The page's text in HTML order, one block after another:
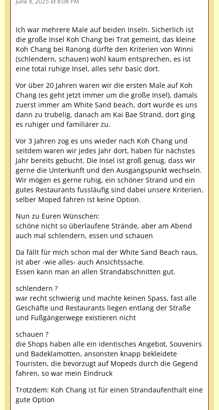
Ich war mehrere Male auf beiden Inseln. Sicherlich ist
die große Insel Koh Chang bei Trat gemeint, das kleine
Koh Chang bei Ranong dürfte den Kriterien von Winni
(schlendern, schauen) wohl kaum entsprechen, es ist
eine total ruhige Insel, alles sehr basic dort.
Vor über 20 Jahren waren wir die ersten Male auf Koh
Chang (es geht jetzt immer um die große Insel), damals
zuerst immer am White Sand beach, dort wurde es uns
dann zu trubelig, danach am Kai Bae Strand, dort ging
es ruhiger und familiärer zu.
Vor 3 Jahren zog es uns wieder nach Koh Chang und
seitdem waren wir jedes Jahr dort, haben für nächstes
Jahr bereits gebucht. Die Insel ist groß genug, dass wir
gerne die Unterkunft und den Ausgangspunkt wechseln.
Wir mögen es gerne ruhig, ein schöner Strand und ein
gutes Restaurants fussläufig sind dabei unsere Kriterien,
selber Moped fahren ist keine Option.
Nun zu Euren Wünschen:
schöne nicht so überlaufene Strände, aber am Abend
auch mal schlendern, essen und schauen
Da fällt für mich schon mal der White Sand Beach raus,
ist aber -wie alles- auch Ansichtssache.
Essen kann man an allen Strandabschnitten gut.
schlendern ?
war recht schwierig und machte keinen Spass, fast alle
Geschäfte und Restaurants liegen entlang der Straße
und Fußgängerwege existieren nicht
schauen ?
die Shops haben alle ein identisches Angebot, Souvenirs
und Badeklamotten, ansonsten knapp bekleidete
Touristen, die bevorzugt auf Mopeds durch die Gegend
fahren, so war mein Eindruck
Trotzdem: Koh Chang ist für einen Strandaufenthalt eine
gute Option